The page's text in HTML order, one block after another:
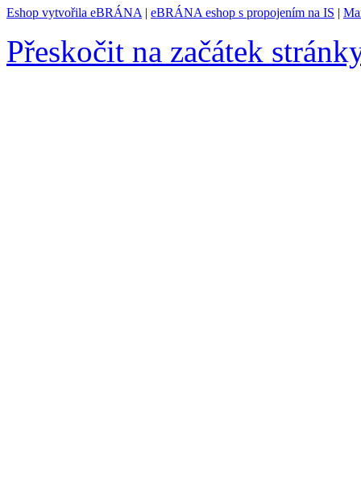
Eshop vytvořila eBRÁNA | eBRÁNA eshop s propojením na IS |
Přeskočit na začátek